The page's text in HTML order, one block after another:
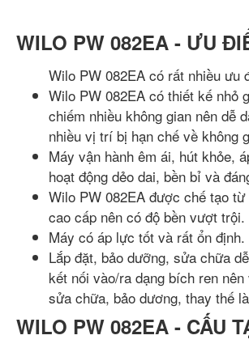
WILO PW 082EA - ƯU
Wilo PW 082EA có rất nhiều ưu
Wilo PW 082EA có thiết kế nhỏ
chiếm nhiều không gian nên dễ
nhiều vị trí bị hạn chế về không
Máy vận hành êm ái, hút khỏe,
hoạt động dẻo dai, bền bỉ và
Wilo PW 082EA được chế tạo
cao cấp nên có độ bền vượt trội.
Máy có áp lực tốt và rất ổn định.
Lắp đặt, bảo dưỡng, sửa chữa
kết nối vào/ra dạng bích ren
sửa chữa, bảo dương, thay thế
WILO PW 082EA - CẤU